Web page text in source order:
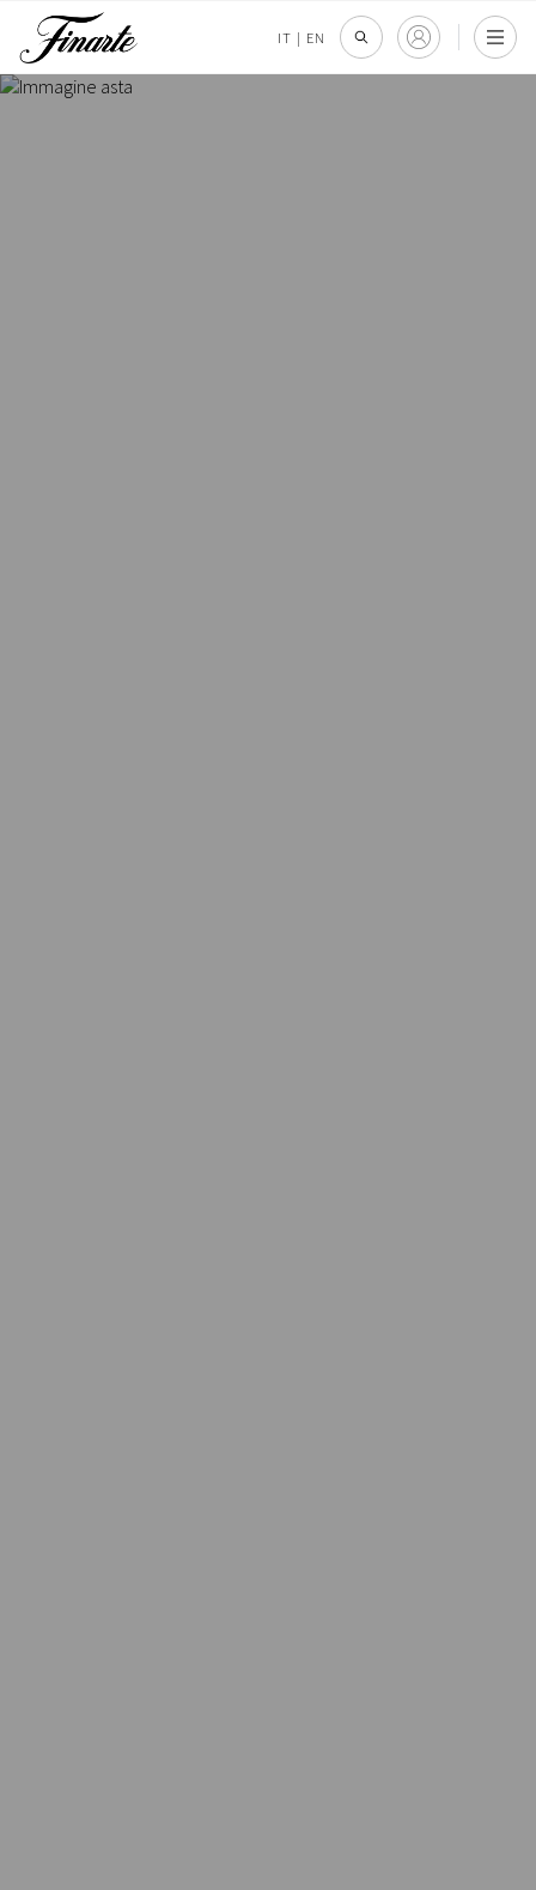
IT | EN